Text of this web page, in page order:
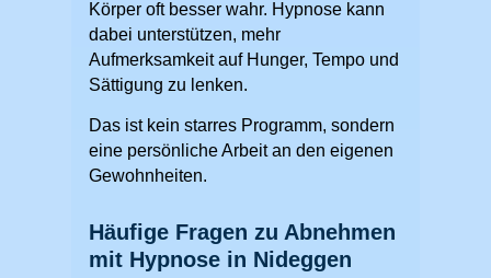
Körper oft besser wahr. Hypnose kann
dabei unterstützen, mehr
Aufmerksamkeit auf Hunger, Tempo und
Sättigung zu lenken.
Das ist kein starres Programm, sondern
eine persönliche Arbeit an den eigenen
Gewohnheiten.
Häufige Fragen zu Abnehmen
mit Hypnose in Nideggen